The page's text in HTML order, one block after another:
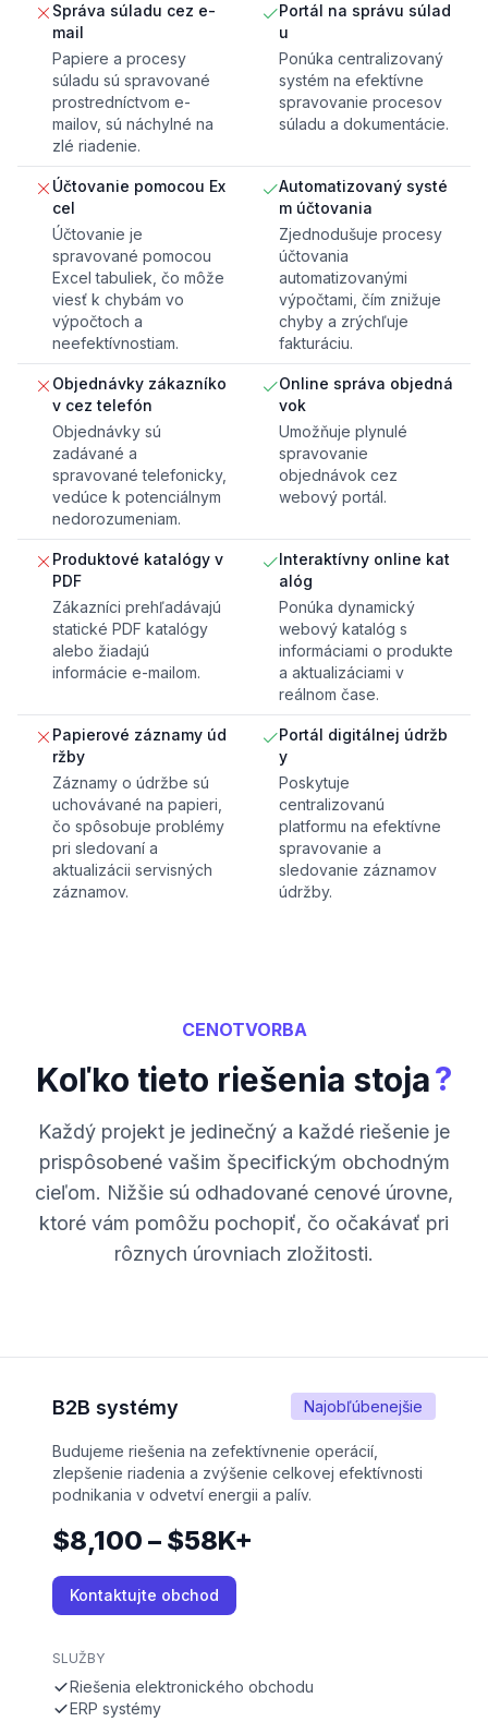
Správa súladu cez e-
mail
Papiere a procesy
súladu sú spravované
prostredníctvom e-
mailov, sú náchylné na
zlé riadenie.
Portál na správu súlad
u
Ponúka centralizovaný
systém na efektívne
spravovanie procesov
súladu a dokumentácie.
Účtovanie pomocou Ex
cel
Účtovanie je
spravované pomocou
Excel tabuliek, čo môže
viesť k chybám vo
výpočtoch a
neefektívnostiam.
Automatizovaný systé
m účtovania
Zjednodušuje procesy
účtovania
automatizovanými
výpočtami, čím znižuje
chyby a zrýchľuje
fakturáciu.
Objednávky zákazníko
v cez telefón
Objednávky sú
zadávané a
spravované telefonicky,
vedúce k potenciálnym
nedorozumeniam.
Online správa objedná
vok
Umožňuje plynulé
spravovanie
objednávok cez
webový portál.
Produktové katalógy v
PDF
Zákazníci prehľadávajú
statické PDF katalógy
alebo žiadajú
informácie e-mailom.
Interaktívny online kat
alóg
Ponúka dynamický
webový katalóg s
informáciami o produkte
a aktualizáciami v
reálnom čase.
Papierové záznamy úd
ržby
Záznamy o údržbe sú
uchovávané na papieri,
čo spôsobuje problémy
pri sledovaní a
aktualizácii servisných
záznamov.
Portál digitálnej údržb
y
Poskytuje
centralizovanú
platformu na efektívne
spravovanie a
sledovanie záznamov
údržby.
CENOTVORBA
Koľko tieto riešenia stoja?
Každý projekt je jedinečný a každé riešenie je
prispôsobené vašim špecifickým obchodným
cieľom. Nižšie sú odhadované cenové úrovne,
ktoré vám pomôžu pochopiť, čo očakávať pri
rôznych úrovniach zložitosti.
Najobľúbenejšie
B2B systémy
Budujeme riešenia na zefektívnenie operácií,
zlepšenie riadenia a zvýšenie celkovej efektívnosti
podnikania v odvetví energii a palív.
$8,100 – $58K+
Kontaktujte obchod
SLUŽBY
Riešenia elektronického obchodu
ERP systémy